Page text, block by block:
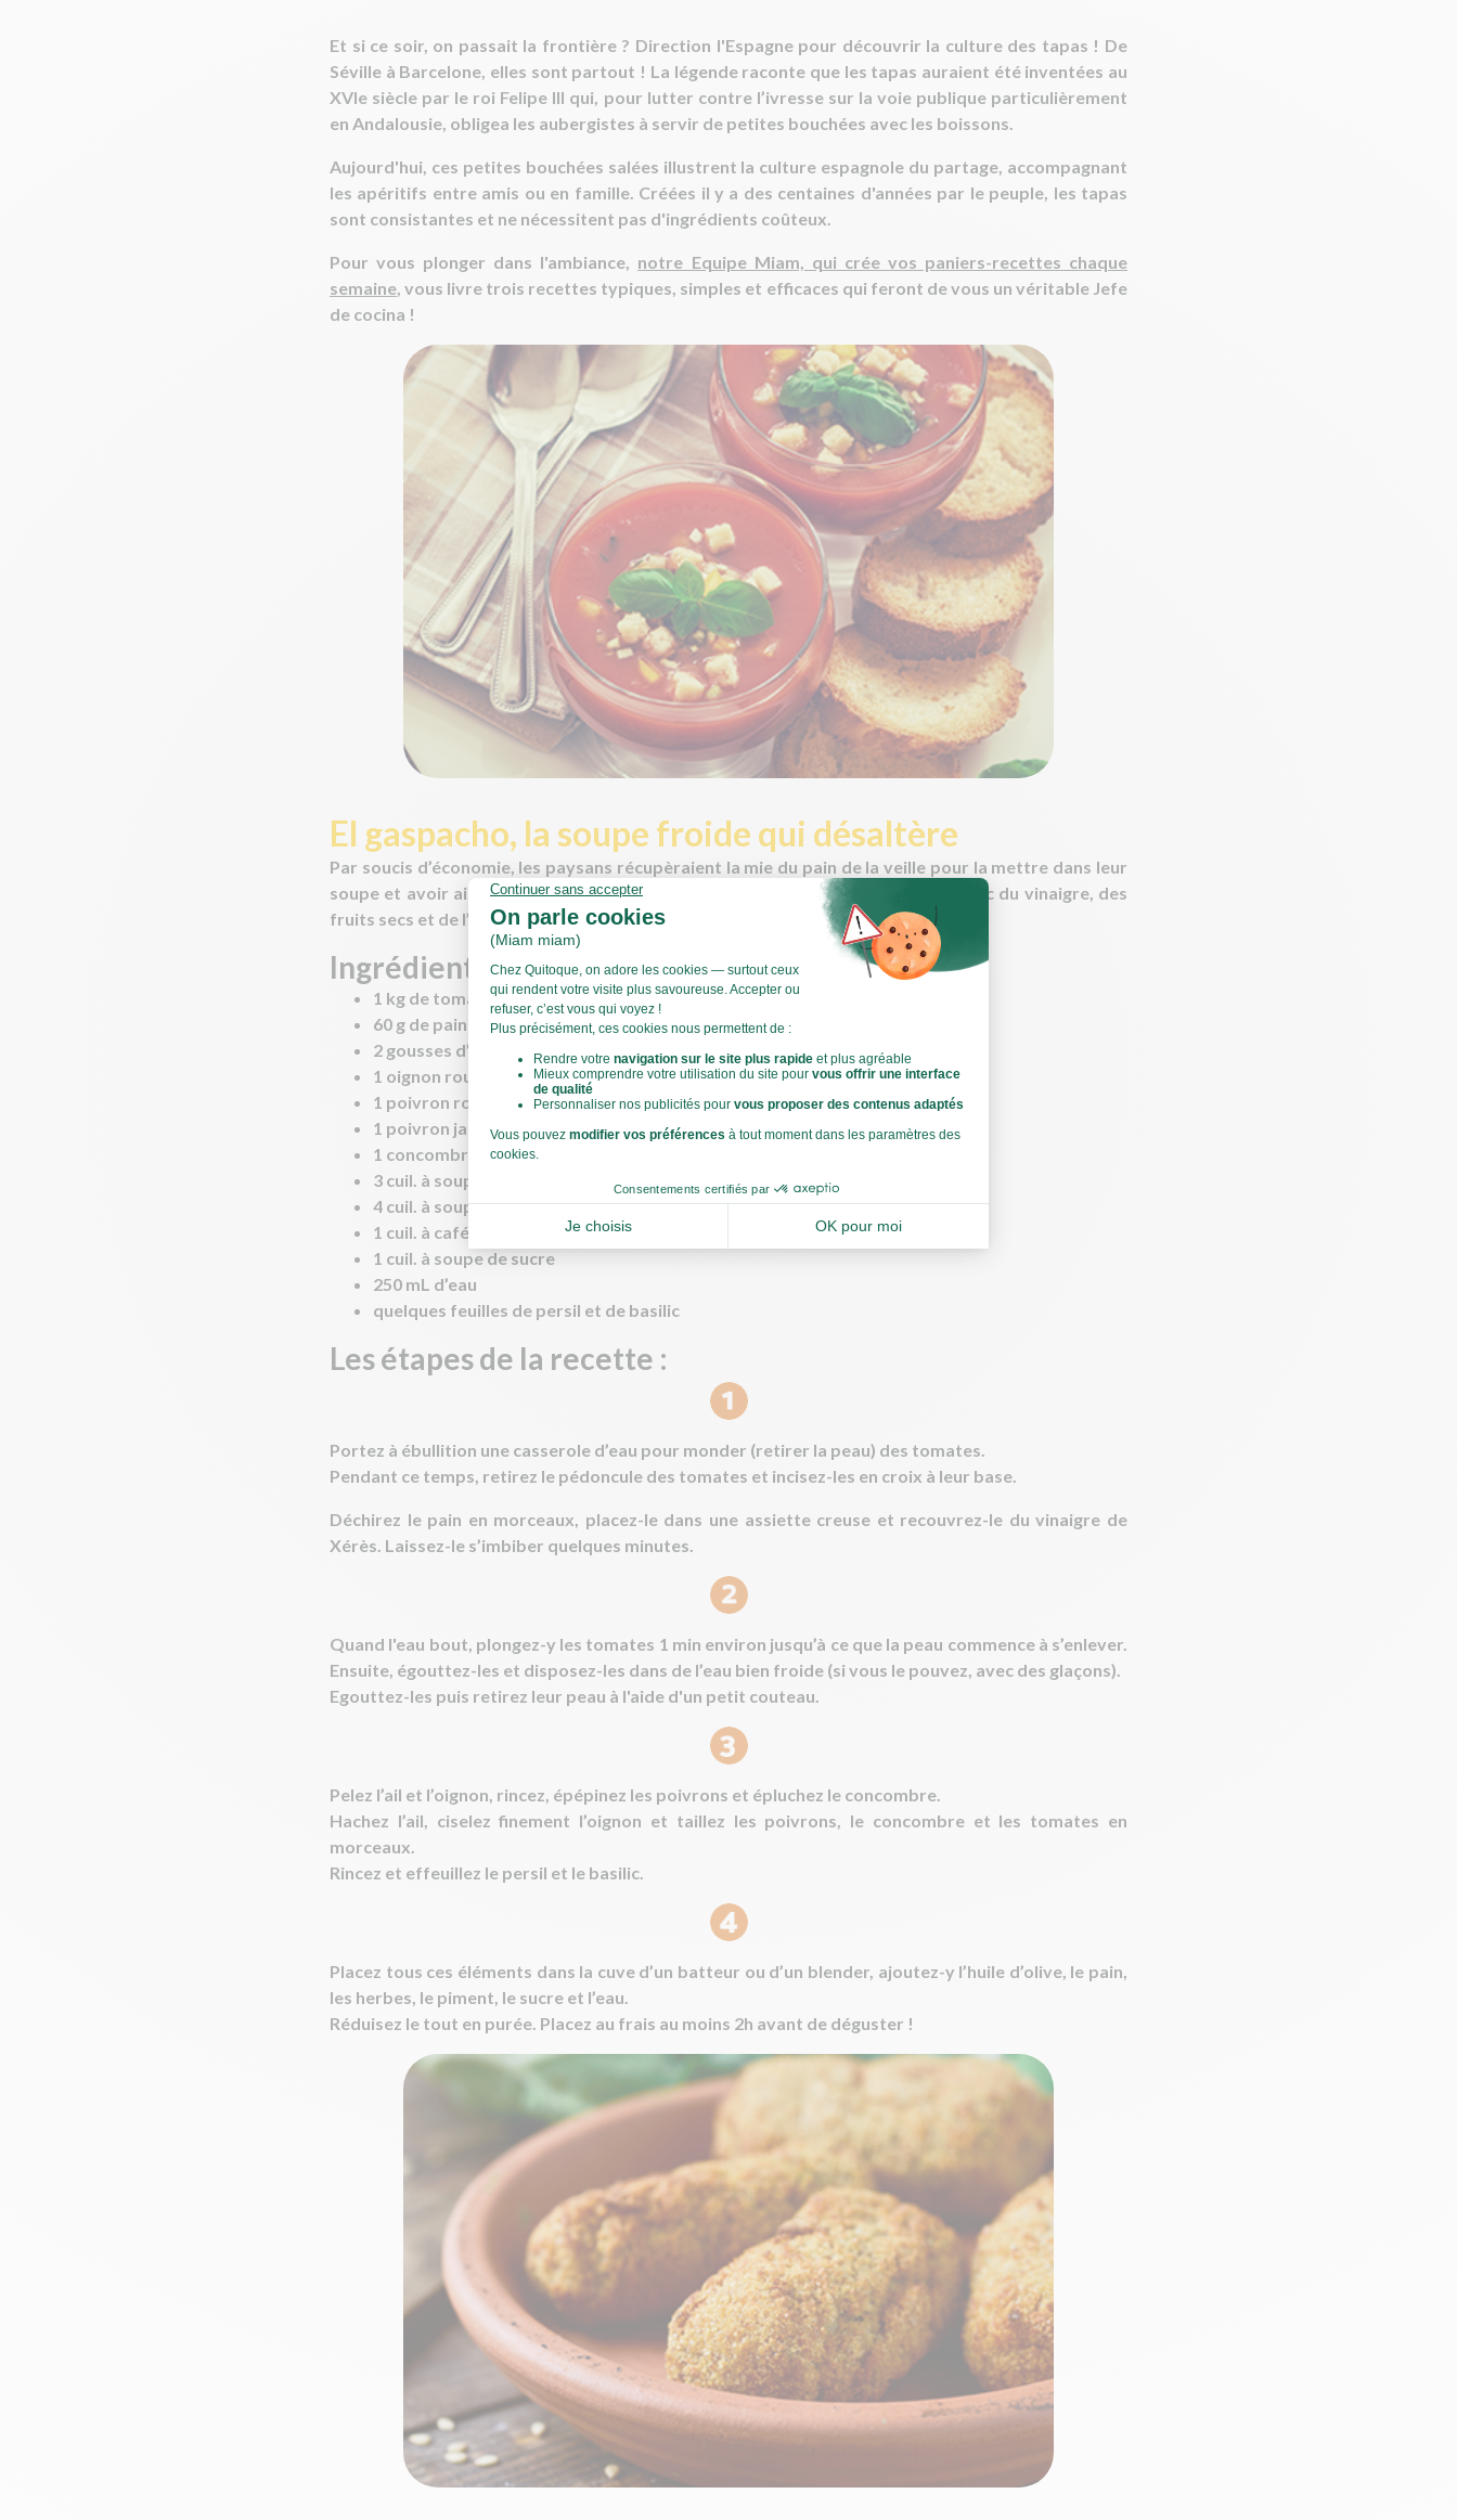
Et si ce soir, on passait la frontière ? Direction l'Espagne pour découvrir la culture des tapas ! De
Séville à Barcelone, elles sont partout ! La légende raconte que les tapas auraient été inventées au
XVIe siècle par le roi Felipe III qui, pour lutter contre l’ivresse sur la voie publique particulièrement
en Andalousie, obligea les aubergistes à servir de petites bouchées avec les boissons.
Aujourd'hui, ces petites bouchées salées illustrent la culture espagnole du partage, accompagnant
les apéritifs entre amis ou en famille. Créées il y a des centaines d'années par le peuple, les tapas
sont consistantes et ne nécessitent pas d'ingrédients coûteux.
Pour vous plonger dans l'ambiance, notre Equipe Miam, qui crée vos paniers-recettes chaque
semaine, vous livre trois recettes typiques, simples et efficaces qui feront de vous un véritable Jefe
de cocina !
El gaspacho, la soupe froide qui désaltère
Par soucis d’économie, les paysans récupèraient la mie du pain de la veille pour la mettre dans leur
soupe et avoir ainsi un plat bien rassaisiant ! Ils l’écrasaient dans un mortier avec du vinaigre, des
fruits secs et de l’ail, avant de l’ajouter aux tomates et poivrons.
Ingrédients pour 4 à 6 personnes :
1 kg de tomates
60 g de pain
2 gousses d’ail
1 oignon rouge
1 poivron rouge
1 poivron jaune
1 concombre
3 cuil. à soupe de vinaigre de Xérès
4 cuil. à soupe d’huile d’olive
1 cuil. à café de piment d’espelette
1 cuil. à soupe de sucre
250 mL d’eau
quelques feuilles de persil et de basilic
Les étapes de la recette :
Portez à ébullition une casserole d’eau pour monder (retirer la peau) des tomates.
Pendant ce temps, retirez le pédoncule des tomates et incisez-les en croix à leur base.
Déchirez le pain en morceaux, placez-le dans une assiette creuse et recouvrez-le du vinaigre de
Xérès. Laissez-le s’imbiber quelques minutes.
Quand l'eau bout, plongez-y les tomates 1 min environ jusqu’à ce que la peau commence à s’enlever.
Ensuite, égouttez-les et disposez-les dans de l’eau bien froide (si vous le pouvez, avec des glaçons).
Egouttez-les puis retirez leur peau à l'aide d'un petit couteau.
Pelez l’ail et l’oignon, rincez, épépinez les poivrons et épluchez le concombre.
Hachez l’ail, ciselez finement l’oignon et taillez les poivrons, le concombre et les tomates en
morceaux.
Rincez et effeuillez le persil et le basilic.
Placez tous ces éléments dans la cuve d’un batteur ou d’un blender, ajoutez-y l’huile d’olive, le pain,
les herbes, le piment, le sucre et l’eau.
Réduisez le tout en purée. Placez au frais au moins 2h avant de déguster !